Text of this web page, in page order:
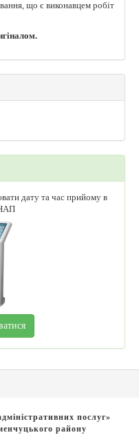
що є виконавцем робіт
дату та час прийому в
послуг»
району